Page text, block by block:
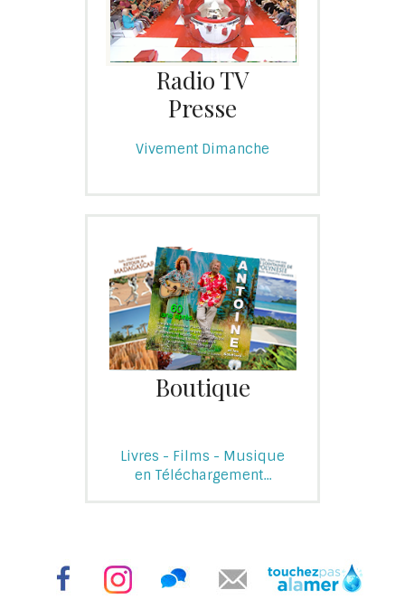
Radio TV
Presse
Vivement Dimanche
Boutique
Livres - Films - Musique
en Téléchargement...